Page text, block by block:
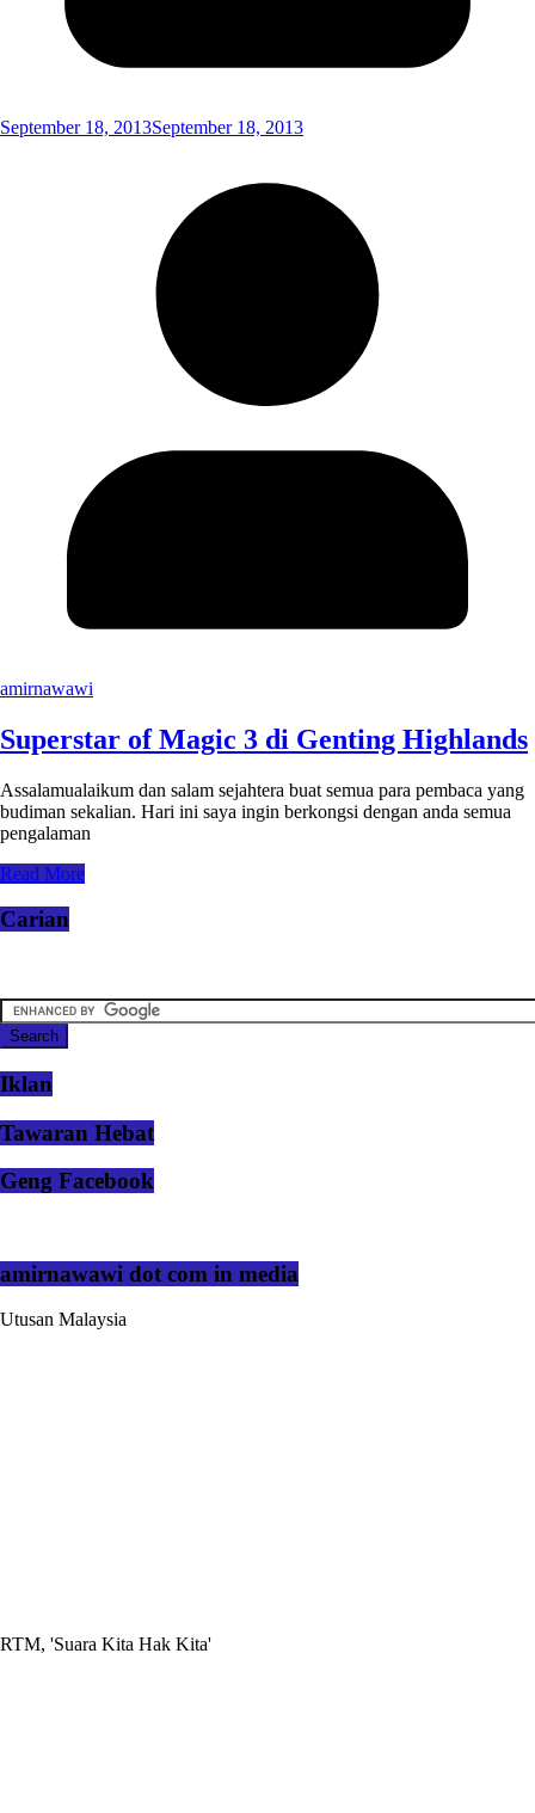
September 18, 2013September 18, 2013
amirnawawi
Superstar of Magic 3 di Genting Highlands
Assalamualaikum dan salam sejahtera buat semua para pembaca yang
budiman sekalian. Hari ini saya ingin berkongsi dengan anda semua
pengalaman
Read More
Carian
Iklan
Tawaran Hebat
Geng Facebook
amirnawawi dot com in media
Utusan Malaysia
RTM, 'Suara Kita Hak Kita'